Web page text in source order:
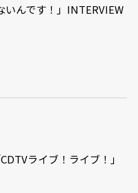
いんです！」INTERVIEW
ライブ！ライブ！」